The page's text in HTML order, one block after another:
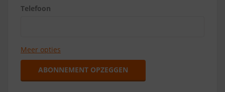
Telefoon
Meer opties
ABONNEMENT OPZEGGEN